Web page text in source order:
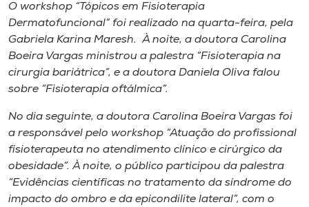
O workshop “Tópicos em Fisioterapia
Dermatofuncional” foi realizado na quarta-feira, pela
Gabriela Karina Maresh. À noite, a doutora Carolina
Boeira Vargas ministrou a palestra “Fisioterapia na
cirurgia bariátrica”, e a doutora Daniela Oliva falou
sobre “Fisioterapia oftálmica”.
No dia seguinte, a doutora Carolina Boeira Vargas foi
a responsável pelo workshop “Atuação do profissional
fisioterapeuta no atendimento clínico e cirúrgico da
obesidade”. À noite, o público participou da palestra
“Evidências científicas no tratamento da síndrome do
impacto do ombro e da epicondilite lateral”, com o